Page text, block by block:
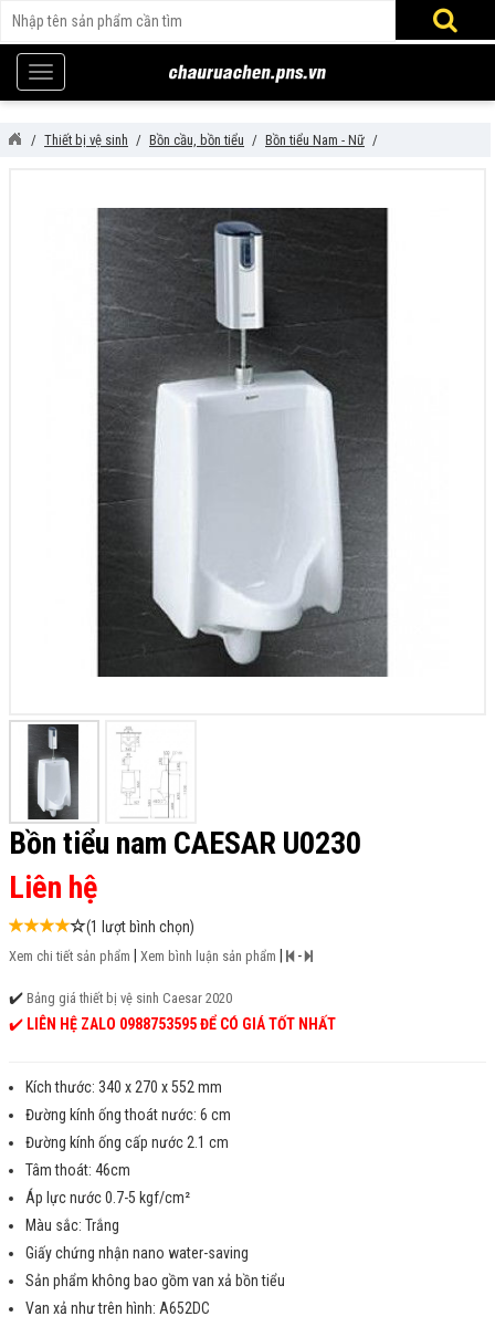
Thiết bị vệ sinh Bồn cầu, bồn tiểu Bồn tiểu Nam - Nữ
Bồn tiểu nam CAESAR U0230
Liên hệ
(1 lượt bình chọn)
Xem chi tiết sản phẩm Xem bình luận sản phẩm -
✔️ Bảng giá thiết bị vệ sinh Caesar 2020
✔️ LIÊN HỆ ZALO 0988753595 ĐỂ CÓ GIÁ TỐT NHẤT
Kích thước: 340 x 270 x 552 mm
Đường kính ống thoát nước: 6 cm
Đường kính ống cấp nước 2.1 cm
Tâm thoát: 46cm
Áp lực nước 0.7-5 kgf/cm²
Màu sắc: Trắng
Giấy chứng nhận nano water-saving
Sản phẩm không bao gồm van xả bồn tiểu
Van xả như trên hình: A652DC